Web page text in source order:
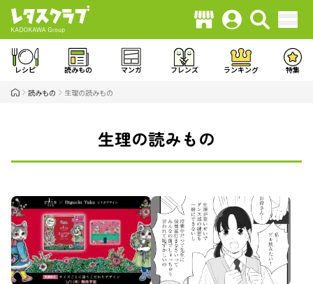
レシピ 読みもの マンガ フレンズ ランキング 特集
読みもの 生理の読みもの
生理の読みもの